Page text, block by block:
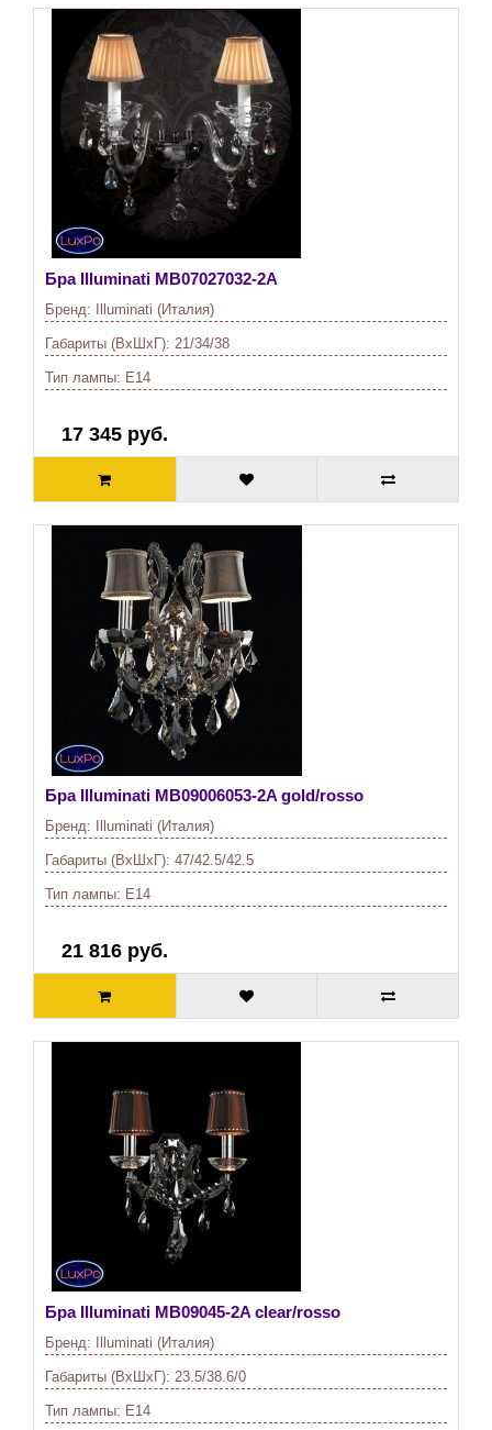
Бра Illuminati MB07027032-2A
Бренд: Illuminati (Италия)
Габариты (ВхШхГ): 21/34/38
Тип лампы: E14
17 345 руб.
Бра Illuminati MB09006053-2A gold/rosso
Бренд: Illuminati (Италия)
Габариты (ВхШхГ): 47/42.5/42.5
Тип лампы: E14
21 816 руб.
Бра Illuminati MB09045-2A clear/rosso
Бренд: Illuminati (Италия)
Габариты (ВхШхГ): 23.5/38.6/0
Тип лампы: E14